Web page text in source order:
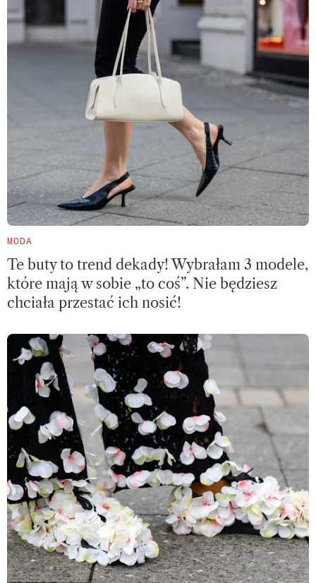
MODA
Te buty to trend dekady! Wybrałam 3 modele,
które mają w sobie „to coś”. Nie będziesz
chciała przestać ich nosić!